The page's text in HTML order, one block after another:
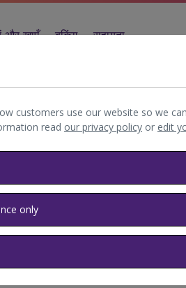
और खाएँ बुकिंग सहायता
पूछे
customers use our website so we
read our privacy policy or edit
only